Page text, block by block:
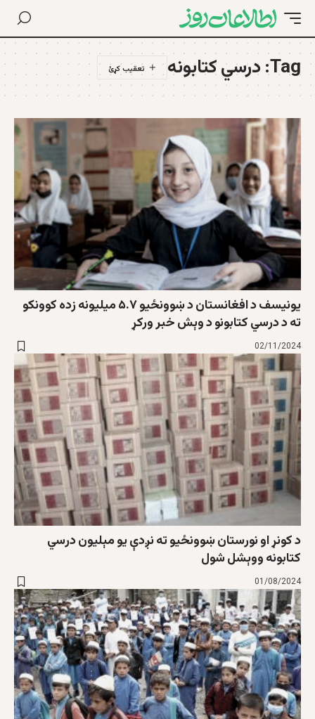
Tag: درسي کتابونه
یونيسف د افغانستان د ښوونځیو ۵.۷ ميليونه زده کوونکو
ته د درسي کتابونو د وېش خبر ورکړ
02/11/2024
د کونړ او نورستان ښوونځیو ته نږدې یو مېلیون درسي
کتابونه ووېشل شول
01/08/2024